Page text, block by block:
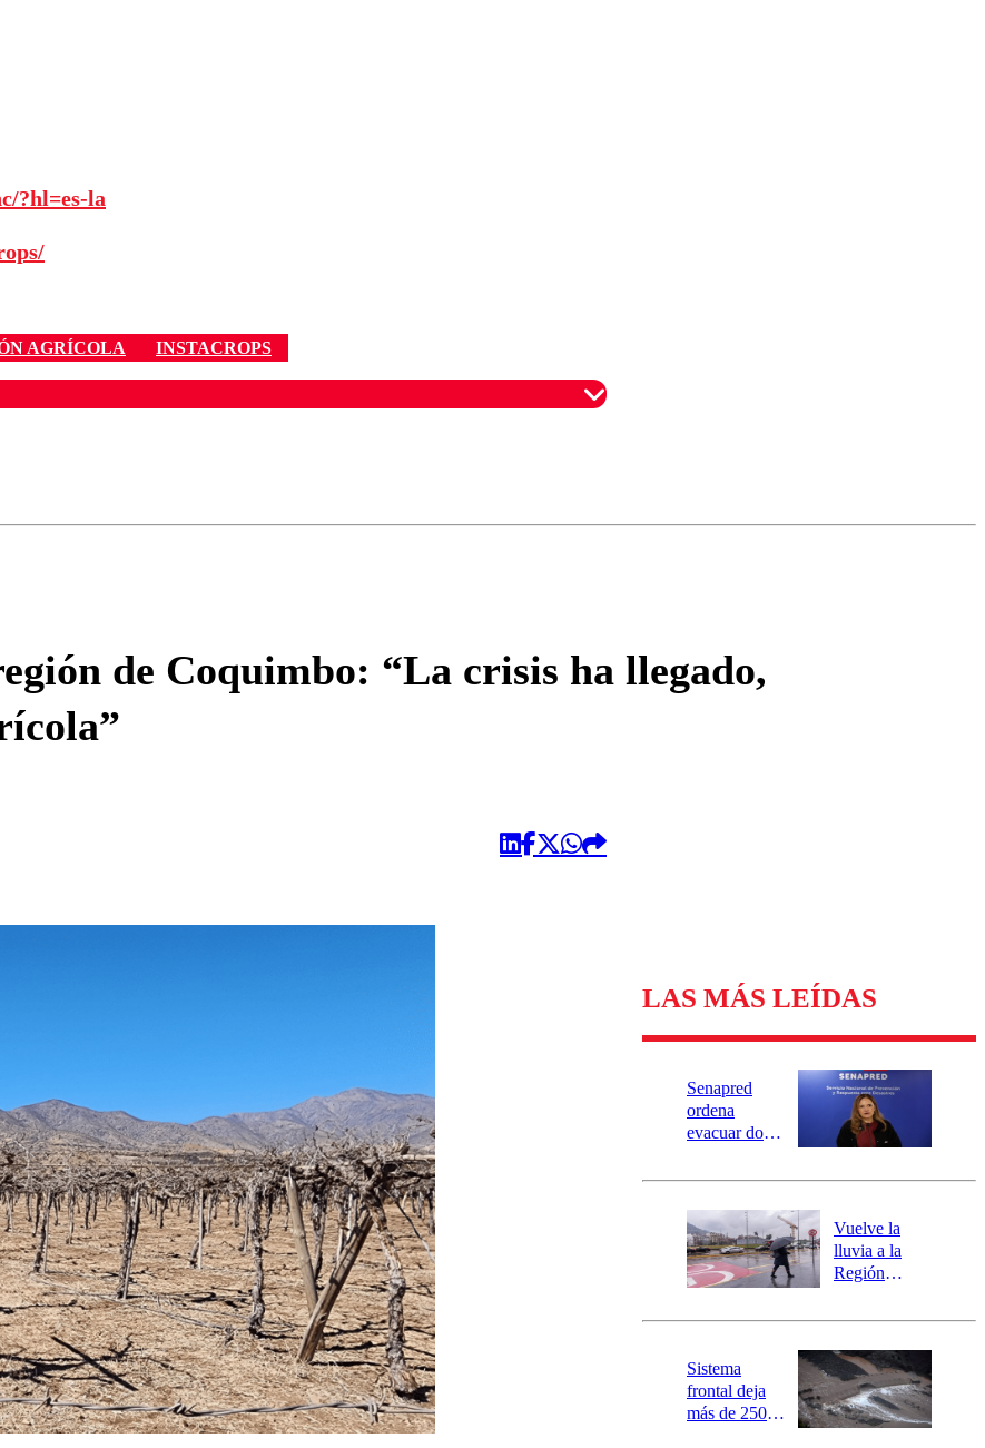
?hl=es-la
AGRÍCOLA INSTACROPS
de Coquimbo: “La crisis ha llegado,
LAS MÁS LEÍDAS
Senapred
ordena
evacuar dos
Carahue por
río Damas:
activa
mensajería
SAE
Vuelve la
lluvia a la
Región
este es el
la DMC para
este viernes
Sistema
frontal deja
más de 250